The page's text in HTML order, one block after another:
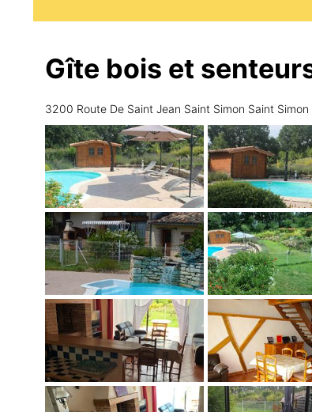
Gîte bois et
3200 Route De Saint Jean Saint Simon Saint